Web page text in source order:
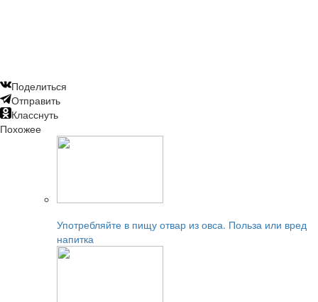
Поделиться
Отправить
Класснуть
Похожее
Употребляйте в пищу отвар из овса. Польза или вред
напитка